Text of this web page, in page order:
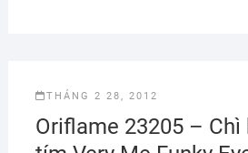
THÁNG 2 28, 2012
Oriflame 23205 – Chì